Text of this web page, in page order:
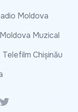
Moldova
Muzical
Telefilm Chișinău
Twitter